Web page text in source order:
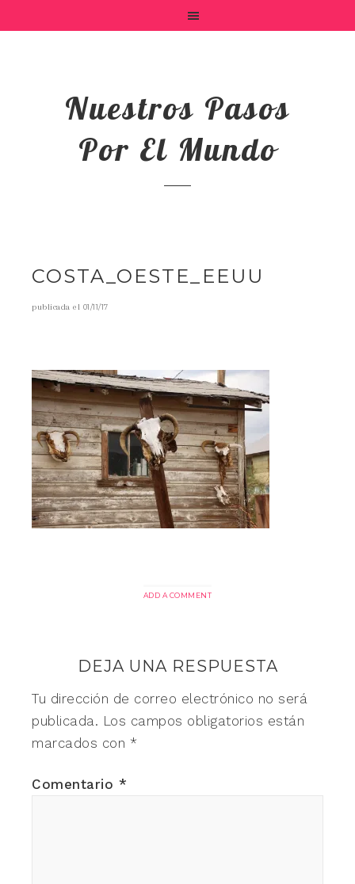
Nuestros Pasos
Por El Mundo
COSTA_OESTE_EEUU
publicada el 01/11/17
ADD A COMMENT
DEJA UNA RESPUESTA
Tu dirección de correo electrónico no será
publicada. Los campos obligatorios están
marcados con *
Comentario *